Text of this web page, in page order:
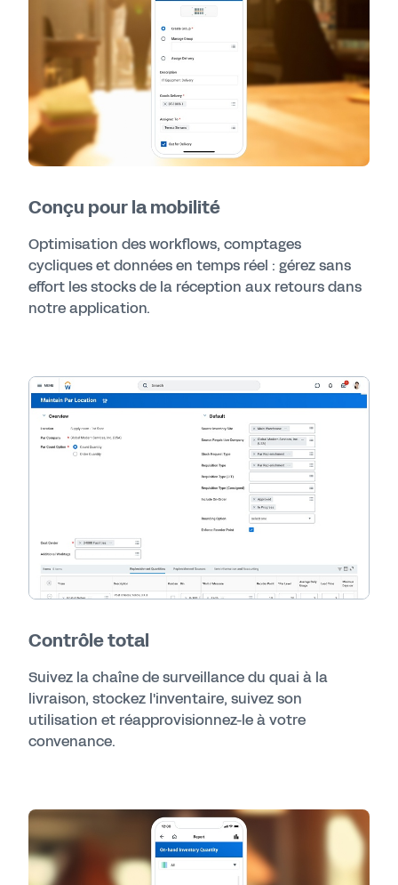
Conçu pour la mobilité
Optimisation des workflows, comptages
cycliques et données en temps réel : gérez sans
effort les stocks de la réception aux retours dans
notre application.
Contrôle total
Suivez la chaîne de surveillance du quai à la
livraison, stockez l'inventaire, suivez son
utilisation et réapprovisionnez-le à votre
convenance.